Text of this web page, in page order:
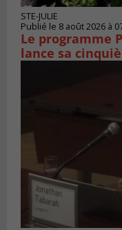
STE-JULIE
Publié le 8 août 2026 à
Le programme
lance sa